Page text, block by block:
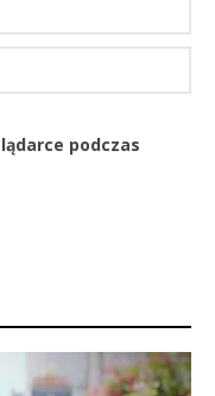
podczas